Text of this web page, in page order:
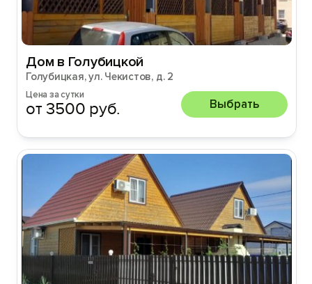
Дом в Голубицкой
Голубицкая, ул. Чекистов, д. 2
Цена за сутки
от 3500 руб. Выбрать